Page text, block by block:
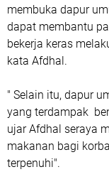
membuka dapur
dapat membantu
bekerja keras
kata Afdhal.
" Selain itu, dapur
yang terdampak
ujar Afdhal seraya
makanan bagi
terpenuhi".